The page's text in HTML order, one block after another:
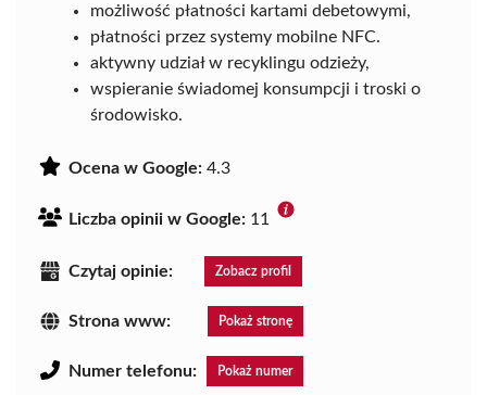
możliwość płatności kartami debetowymi,
płatności przez systemy mobilne NFC.
aktywny udział w recyklingu odzieży,
wspieranie świadomej konsumpcji i troski o
środowisko.
Ocena w Google: 4.3
Liczba opinii w Google: 11
Czytaj opinie: Zobacz profil
Strona www: Pokaż stronę
Numer telefonu: Pokaż numer